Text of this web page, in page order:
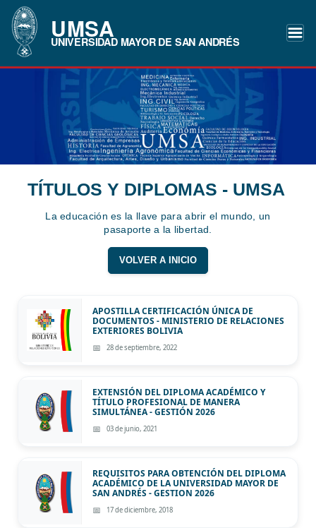
UMSA
UNIVERSIDAD MAYOR DE SAN ANDRÉS
TÍTULOS Y DIPLOMAS - UMSA
La educación es la llave para abrir el mundo, un
pasaporte a la libertad.
VOLVER A INICIO
APOSTILLA CERTIFICACIÓN ÚNICA DE
DOCUMENTOS - MINISTERIO DE RELACIONES
EXTERIORES BOLIVIA
28 de septiembre, 2022
EXTENSIÓN DEL DIPLOMA ACADÉMICO Y
TÍTULO PROFESIONAL DE MANERA
SIMULTÁNEA - GESTIÓN 2026
03 de junio, 2021
REQUISITOS PARA OBTENCIÓN DEL DIPLOMA
ACADÉMICO DE LA UNIVERSIDAD MAYOR DE
SAN ANDRÉS - GESTION 2026
17 de diciembre, 2018